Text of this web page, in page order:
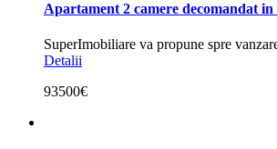
Apartament 2 camere decomandat
SuperImobiliare va propune spre
Detalii
93500€